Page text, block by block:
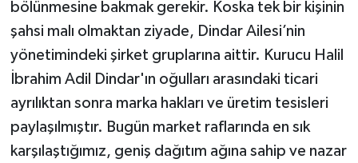
bölünmesine bakmak gerekir. Koska tek bir kişinin
şahsi malı olmaktan ziyade, Dindar Ailesi’nin
yönetimindeki şirket gruplarına aittir. Kurucu Halil
İbrahim Adil Dindar'ın oğulları arasındaki ticari
ayrılıktan sonra marka hakları ve üretim tesisleri
paylaşılmıştır. Bugün market raflarında en sık
karşılaştığımız, geniş dağıtım ağına sahip ve nazar